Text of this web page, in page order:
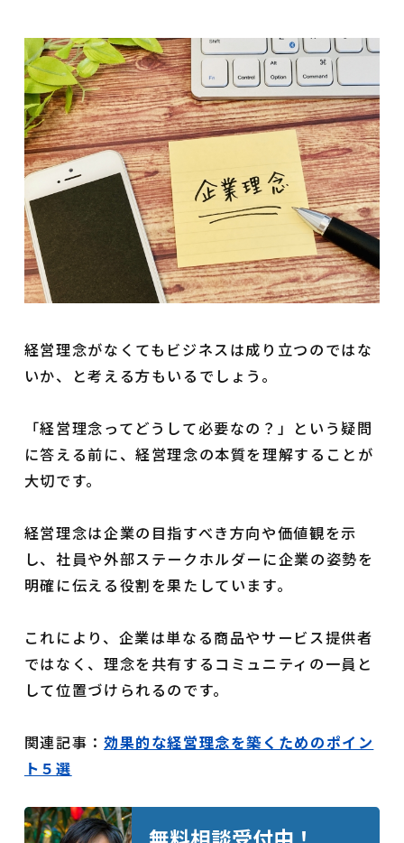
経営理念がなくてもビジネスは成り立つのではな
いか、と考える方もいるでしょう。
「経営理念ってどうして必要なの？」という疑問
に答える前に、経営理念の本質を理解することが
大切です。
経営理念は企業の目指すべき方向や価値観を示
し、社員や外部ステークホルダーに企業の姿勢を
明確に伝える役割を果たしています。
これにより、企業は単なる商品やサービス提供者
ではなく、理念を共有するコミュニティの一員と
して位置づけられるのです。
関連記事： 効果的な経営理念を築くためのポイン
ト５選